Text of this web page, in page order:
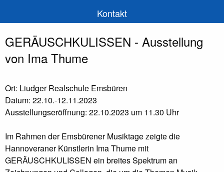
Kontakt
GERÄUSCHKULISSEN - Ausstellung
von Ima Thume
Ort: Liudger Realschule Emsbüren
Datum: 22.10.-12.11.2023
Ausstellungseröffnung: 22.10.2023 um 11.30 Uhr
Im Rahmen der Emsbürener Musiktage zeigte die
Hannoveraner Künstlerin Ima Thume mit
GERÄUSCHKULISSEN ein breites Spektrum an